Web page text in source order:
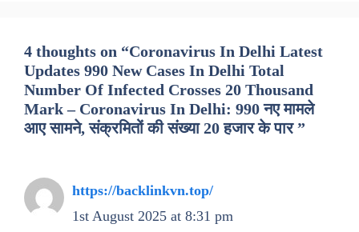
4 thoughts on “Coronavirus In Delhi Latest
Updates 990 New Cases In Delhi Total
Number Of Infected Crosses 20 Thousand
Mark – Coronavirus In Delhi: 990 नए मामले
आए सामने, संक्रमितों की संख्या 20 हजार के पार ”
https://backlinkvn.top/
1st August 2025 at 8:31 pm